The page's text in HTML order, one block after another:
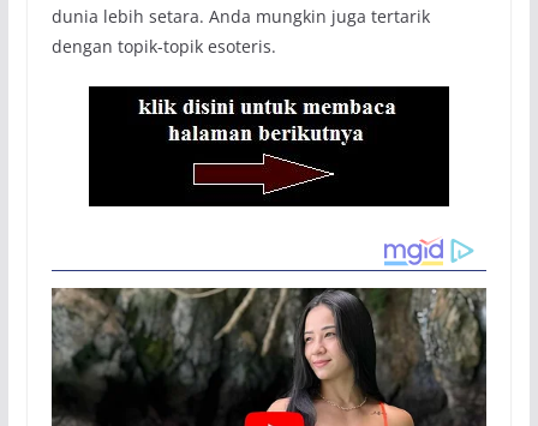
dunia lebih setara. Anda mungkin juga tertarik
dengan topik-topik esoteris.